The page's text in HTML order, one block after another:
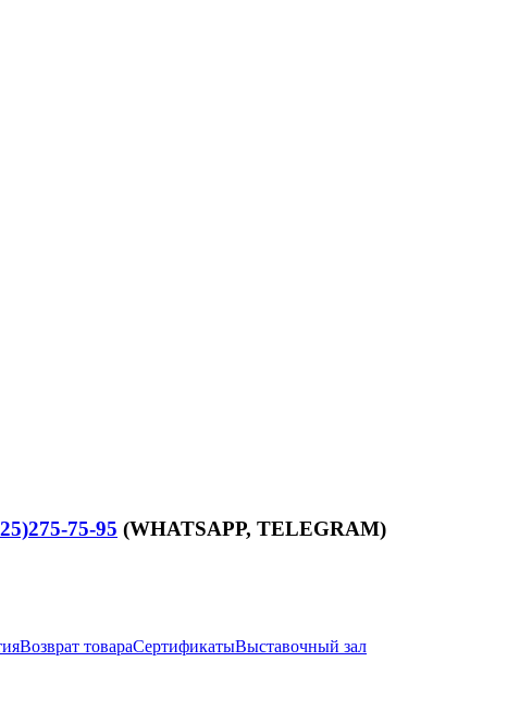
75-95 (WHATSAPP, TELEGRAM)
Возврат товараСертификатыВыставочный зал